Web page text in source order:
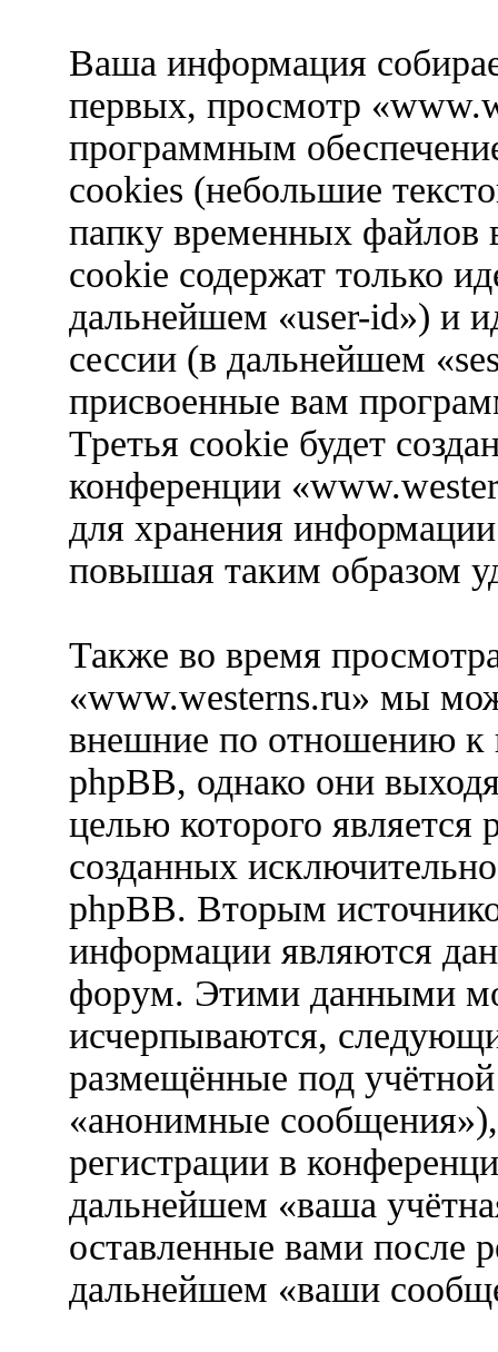
Ваша информация
первых, просмотр
программным
cookies (небольшие
папку временных файлов
cookie содержат только
дальнейшем «user-id») и
сессии (в дальнейшем
присвоенные вам
Третья cookie будет
конференции
для хранения
повышая таким образом
Также во время
«www.westerns.ru» мы
внешние по отношению к
phpBB, однако они
целью которого является
созданных
phpBB. Вторым
информации являются
форум. Этими данными
исчерпываются,
размещённые под
«анонимные
регистрации в
дальнейшем «ваша
оставленные вами после
дальнейшем «ваши